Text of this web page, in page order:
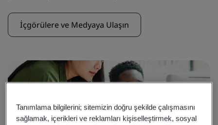
İçgörülere ve Medyaya Ulaşın
Tanımlama bilgilerini; sitemizin doğru şekilde çalışmasını
sağlamak, içerikleri ve reklamları kişiselleştirmek, sosyal